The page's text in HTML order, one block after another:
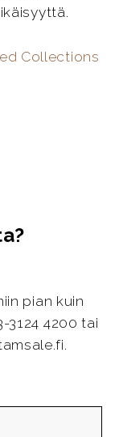
Collections
pian kuin
3124 4200 tai